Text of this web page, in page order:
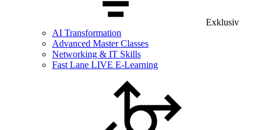
Exklusiv
AI Transformation
Advanced Master Classes
Networking & IT Skills
Fast Lane LIVE E-Learning